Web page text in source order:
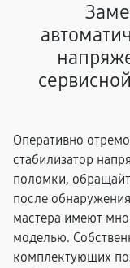
Оперативно
стабилизатор
поломки,
после
мастера имеют
моделью.
комплектующих